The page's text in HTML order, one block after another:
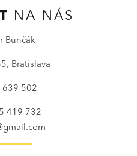
NA NÁS
Bunčák
Bratislava
639 502
419 732